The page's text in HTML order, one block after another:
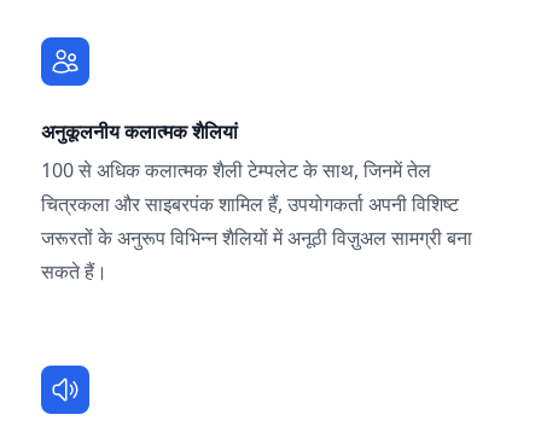
अनुकूलनीय कलात्मक शैलियां
100 से अधिक कलात्मक शैली टेम्पलेट के साथ, जिनमें तेल
चित्रकला और साइबरपंक शामिल हैं, उपयोगकर्ता अपनी विशिष्ट
जरूरतों के अनुरूप विभिन्न शैलियों में अनूठी विज़ुअल सामग्री बना
सकते हैं।